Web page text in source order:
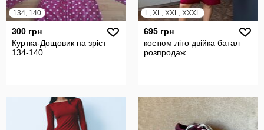
134, 140
300 грн
Куртка-Дощовик на зріст
134-140
L, XL, XXL, XXXL
695 грн
костюм літо двійка батал
розпродаж